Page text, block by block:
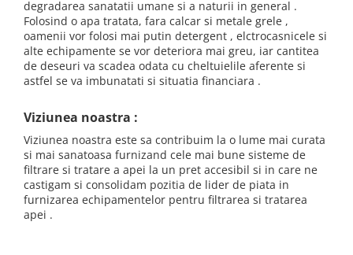
Cartuse Big Blue 10"
Cartuse Big Blue 20"
Seturi de cartuse
Mansoane Cintropur
Membrana Ultrafiltrare
Cartuse In-Line
Cartuse diverse
Cartuse atipice
degradarea sanatatii umane si a naturii in general .
Folosind o apa tratata, fara calcar si metale grele ,
oamenii vor folosi mai putin detergent , elctrocasnicele si
alte echipamente se vor deteriora mai greu, iar cantitea
de deseuri va scadea odata cu cheltuielile aferente si
astfel se va imbunatati si situatia financiara .
Viziunea noastra :
Viziunea noastra este sa contribuim la o lume mai curata
si mai sanatoasa furnizand cele mai bune sisteme de
filtrare si tratare a apei la un pret accesibil si in care ne
castigam si consolidam pozitia de lider de piata in
furnizarea echipamentelor pentru filtrarea si tratarea
apei .